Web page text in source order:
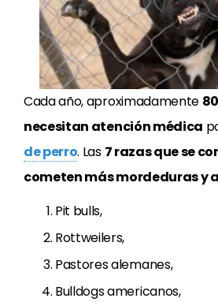
Cada año, aproximadamente
necesitan atención médica
de perro. Las 7 razas que se
cometen más mordeduras y
Pit bulls,
Rottweilers,
Pastores alemanes,
Bulldogs americanos,